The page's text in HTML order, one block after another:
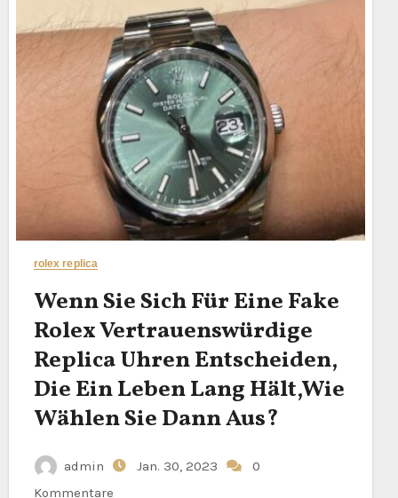
rolex replica
Wenn Sie Sich Für Eine Fake
Rolex Vertrauenswürdige
Replica Uhren Entscheiden,
Die Ein Leben Lang Hält,Wie
Wählen Sie Dann Aus?
admin Jan. 30, 2023
0
Kommentare